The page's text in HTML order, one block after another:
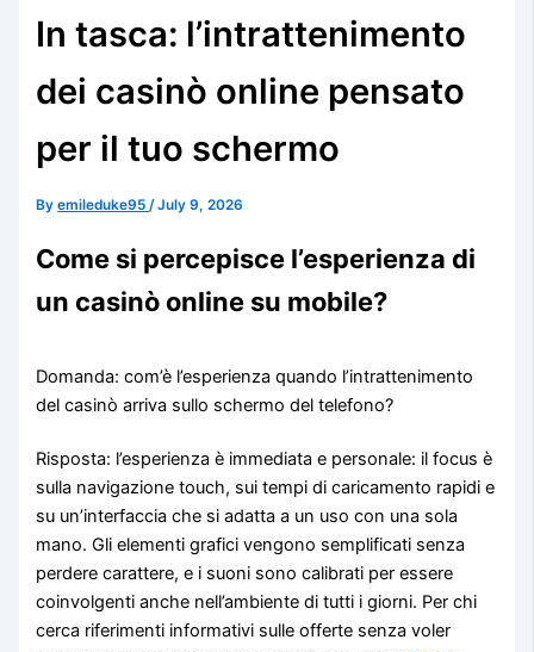
In tasca: l’intrattenimento
dei casinò online pensato
per il tuo schermo
Byemileduke95 /July 9, 2026
Come si percepisce l’esperienza di
un casinò online su mobile?
Domanda: com’è l’esperienza quando l’intrattenimento
del casinò arriva sullo schermo del telefono?
Risposta: l’esperienza è immediata e personale: il focus è
sulla navigazione touch, sui tempi di caricamento rapidi e
su un’interfaccia che si adatta a un uso con una sola
mano. Gli elementi grafici vengono semplificati senza
perdere carattere, e i suoni sono calibrati per essere
coinvolgenti anche nell’ambiente di tutti i giorni. Per chi
cerca riferimenti informativi sulle offerte senza voler